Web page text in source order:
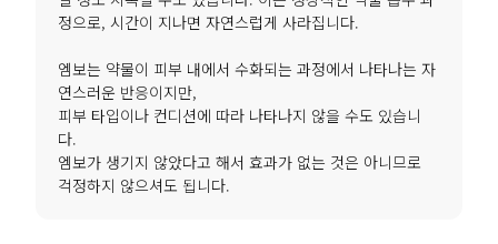
정으로, 시간이 지나면 자연스럽게 사라집니다.
엠보는 약물이 피부 내에서 수화되는 과정에서 나타나는 자
연스러운 반응이지만,
피부 타입이나 컨디션에 따라 나타나지 않을 수도 있습니
다.
엠보가 생기지 않았다고 해서 효과가 없는 것은 아니므로
걱정하지 않으셔도 됩니다.